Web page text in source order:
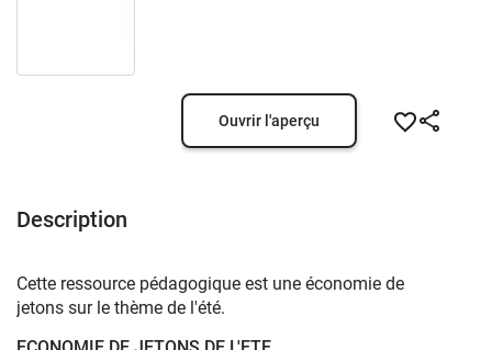
Ouvrir l'aperçu
Description
Cette ressource pédagogique est une économie de
jetons sur le thème de l'été.